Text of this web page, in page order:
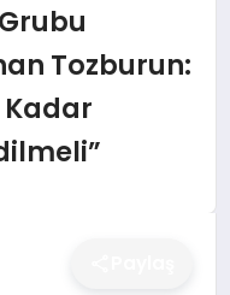
Tozburun:
Kadar